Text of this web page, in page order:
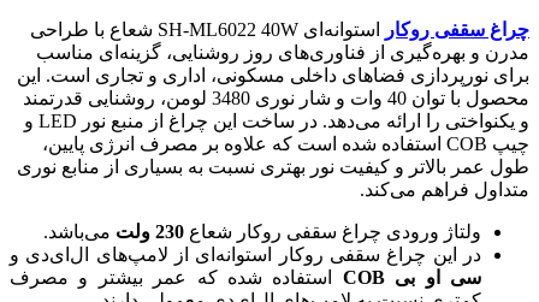
چراغ سقفی روکار
استوانه‌ای SH-ML6022 40W شعاع با طراحی
مدرن و بهره‌گیری از فناوری‌های روز روشنایی، گزینه‌ای مناسب
برای نورپردازی فضاهای داخلی مسکونی، اداری و تجاری است. این
محصول با توان 40 وات و شار نوری 3480 لومن، روشنایی قدرتمند
و یکنواختی را ارائه می‌دهد. در ساخت این چراغ از منبع نور LED و
چیپ COB استفاده شده است که علاوه بر مصرف انرژی پایین،
طول عمر بالاتر و کیفیت نور بهتری نسبت به بسیاری از منابع نوری
متداول فراهم می‌کند.
ولتاژ ورودی چراغ سقفی روکار شعاع 230 ولت می‌باشد.
در این چراغ سقفی روکار استوانه‌ای از لامپ‌های ال‌ای‌دی و
سی او بیCOB استفاده شده که عمر بیشتر و مصرف